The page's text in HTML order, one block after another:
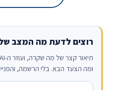
רוצים לדעת מה המצב
ומה הצעד הבא. בלי הרשמה,